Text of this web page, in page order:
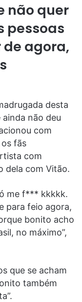
não quer
pessoas
de agora,
desta
não deu
com
fãs
com
dela com Vitão.
me f*** kkkkk.
para feio agora,
bonito acho
no máximo”,
que se acham
também